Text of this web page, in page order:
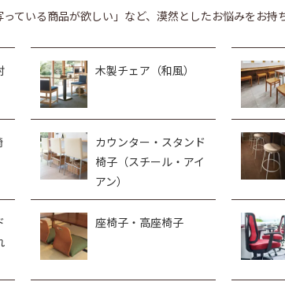
ている商品が欲しい」など、漠然としたお悩みをお
木製チェア（和風）
カウンター・スタンド
椅子（スチール・アイ
アン）
座椅子・高座椅子